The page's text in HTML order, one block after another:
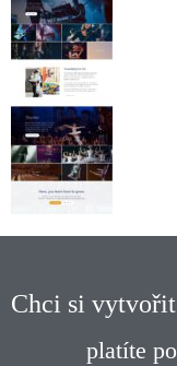
Chci si vytvořit
platíte